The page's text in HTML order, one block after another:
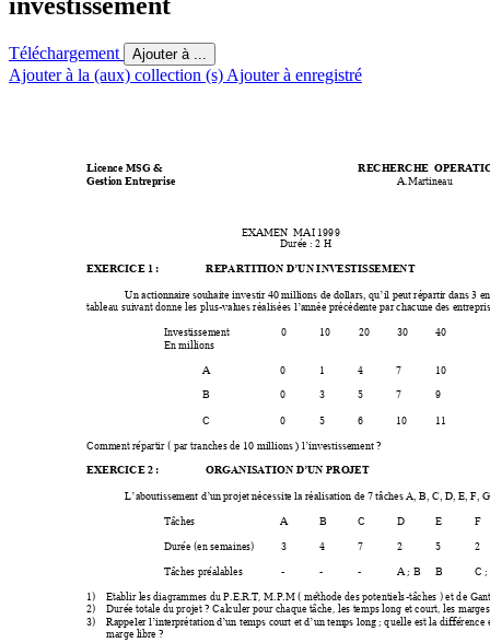
Téléchargement Ajouter à ...
Ajouter à la (aux) collection (s) Ajouter à enregistré
Licence MSG & RECHERCHE  OPERAT
Gestion Entreprise A.Martineau
EXAMEN  MAI 1999
Durée : 2 H
EXERCICE 1 : REPARTITION D’UN INVESTISSEMENT
Un actionnaire souhaite investir 40 millions de dollars, qu’il peut répartir dans 3
tableau suivant donne les plus-values réalisées l’année précédente par chacune des entrep
Investissement 0 10 20 30 40
En millions
A
0 1 4 7
10
B
0 3 5 7
9
C
0 5 6 10
11
Comment répartir ( par tranches de 10 millions ) l’investissement ?
EXERCICE 2 : ORGANISATION D’UN PROJET
L’aboutissement d’un projet nécessite la réalisation de 7 tâches A, B, C, D, E, F,
Tâches A B C D E
F
Durée (en semaines)
3 4 7 2 5
2
Tâches préalables
- - - A ; B B
C
1)
Etablir les diagrammes du P.E.R.T, M.P.M ( méthode des potentiels-tâches ) et de
2) Durée totale du projet ? Calculer pour chaque tâche, les temps long et court, les
3) Rappeler l’interprétation d’un temps court et d’un temps long ; quelle est la différence
marge libre ?